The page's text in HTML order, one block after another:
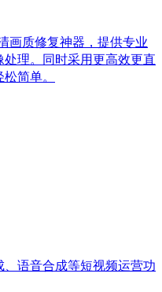
画质修复神器，提供专业
理。同时采用更高效更直
简单。
语音合成等短视频运营功